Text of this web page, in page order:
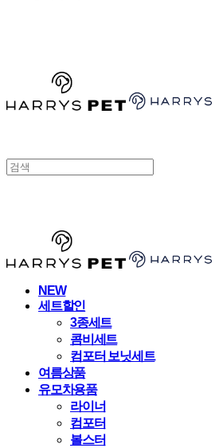
NEW
세트할인
3종세트
콤비세트
컴포터 보닛세트
여름상품
유모차용품
라이너
컴포터
볼스터